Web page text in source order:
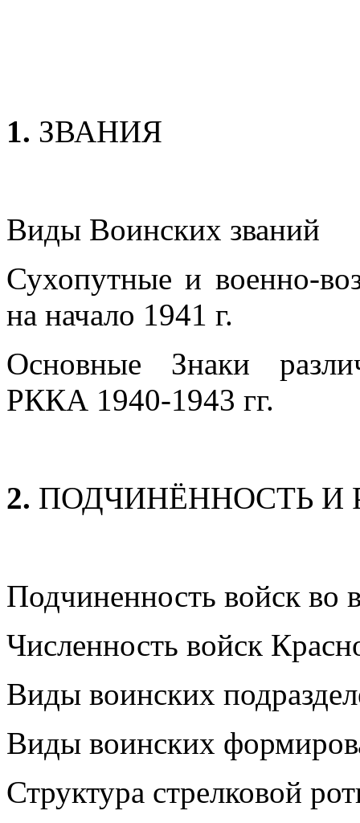
1. ЗВАНИЯ
Виды Воинских званий
Сухопутные и военно-
на начало 1941 г.
Основные Знаки
РККА 1940-1943 гг.
2. ПОДЧИНЁННОСТЬ И
Подчиненность войск
Численность войск
Виды воинских
Виды воинских
Структура стрелковой